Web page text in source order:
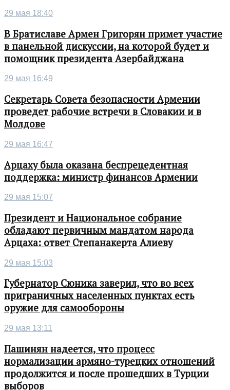
29 мая 18:40
В Братиславе Армен Григорян примет участие
в панельной дискуссии, на которой будет и
помощник президента Азербайджана
29 мая 16:49
Секретарь Совета безопасности Армении
проведет рабочие встречи в Словакии и в
Молдове
29 мая 16:47
Арцаху была оказана беспрецедентная
поддержка: министр финансов Армении
29 мая 15:07
Президент и Национальное собрание
обладают первичным мандатом народа
Арцаха: ответ Степанакерта Алиеву
29 мая 15:03
Губернатор Сюника заверил, что во всех
приграничных населенных пунктах есть
оружие для самообороны
29 мая 13:11
Пашинян надеется, что процесс
нормализации армяно-турецких отношений
продолжится и после прошедших в Турции
выборов